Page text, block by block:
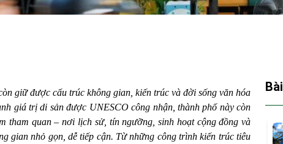
giữ được cấu trúc không gian, kiến trúc và đời sống văn hóa
giá trị di sản được UNESCO công nhận, thành phố này còn
tham quan – nơi lịch sử, tín ngưỡng, sinh hoạt cộng đồng và
gian nhỏ gọn, dễ tiếp cận. Từ những công trình kiến trúc tiêu